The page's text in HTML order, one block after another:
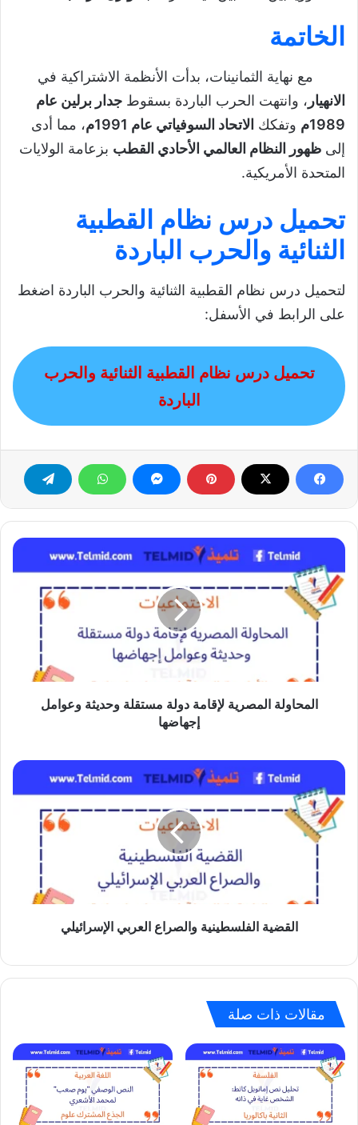
الخاتمة
مع نهاية الثمانينات، بدأت الأنظمة الاشتراكية في
الانهيار ، وانتهت الحرب الباردة بسقوط جدار برلين عام
1989م
وتفكك الاتحاد السوفياتي عام 1991م
، مما أدى
إلى ظهور النظام العالمي الأحادي القطب بزعامة الولايات
المتحدة الأمريكية.
تحميل درس نظام القطبية
الثنائية والحرب الباردة
لتحميل درس نظام القطبية الثنائية والحرب الباردة اضغط
على الرابط في الأسفل:
تحميل درس نظام القطبية الثنائية والحرب
الباردة
المحاولة
المصرية
لإقامة
دولة
مستقلة
وحديثة
وعوامل
المحاولة المصرية لإقامة دولة مستقلة وحديثة وعوامل
إجهاضها
القضية
الفلسطينية
والصراع
العربي
الإسرائيلي
القضية الفلسطينية والصراع العربي الإسرائيلي
مقالات ذات صلة